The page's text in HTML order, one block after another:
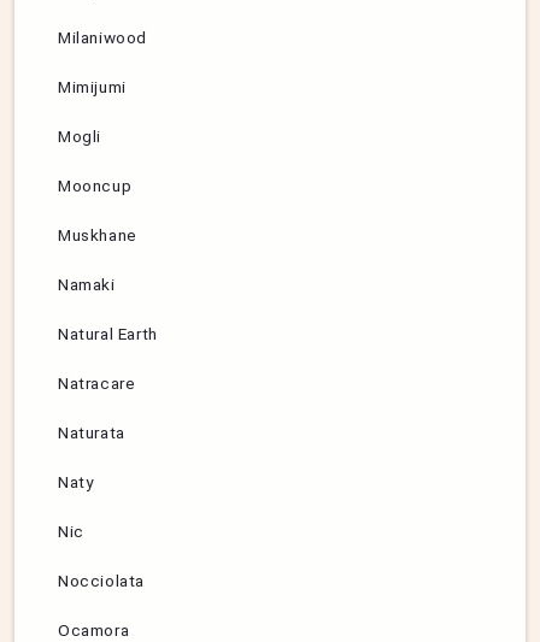
Milaniwood
Mimijumi
Mogli
Mooncup
Muskhane
Namaki
Natural Earth
Natracare
Naturata
Naty
Nic
Nocciolata
Ocamora